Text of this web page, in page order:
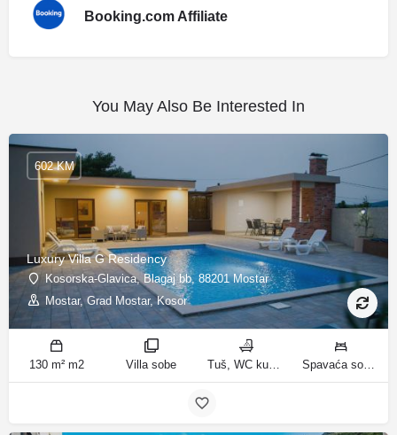
Booking.com Affiliate
You May Also Be Interested In
Luxury Villa G Residency
Kosorska-Glavica, Blagaj bb, 88201 Mostar
Mostar, Grad Mostar, Kosor
602 KM
130 m² m2 Villa sobe Tuš, WC kupatila Spavaća soba 1: 1 bračni krevet | Spavaća soba 2: 2 kreveta za jednu osobu | Spavaća soba 3: 1 bračni krevet | Spavaća soba 4: 2 kreveta za jednu osobu | Dnevni boravak: 1 kauč na razvlačenje ležaja